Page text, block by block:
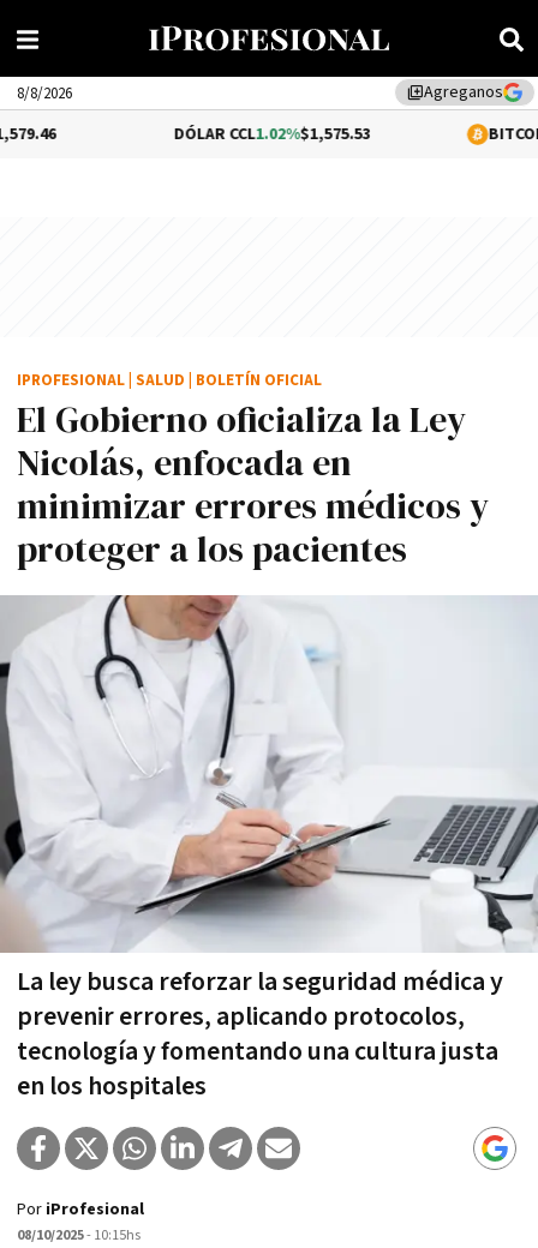
library_addAgreganos
8/8/2026
1.02%$1,575.53 0.06%
El Gobierno oficializa la Ley
Nicolás, enfocada en
minimizar errores médicos y
proteger a los pacientes
La ley busca reforzar la seguridad médica y
prevenir errores, aplicando protocolos,
tecnología y fomentando una cultura justa
en los hospitales
IPROFESIONAL SALUD BOLETÍN OFICIAL
Por iProfesional
08/10/2025- 10:15hs